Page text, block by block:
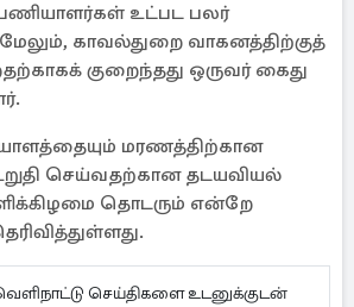
உட்பட பலர்
காவல்துறை வாகனத்திற்குத்
குறைந்தது ஒருவர் கைது
மரணத்திற்கான
செய்வதற்கான தடயவியல்
தொடரும் என்றே
செய்திகளை உடனுக்குடன்